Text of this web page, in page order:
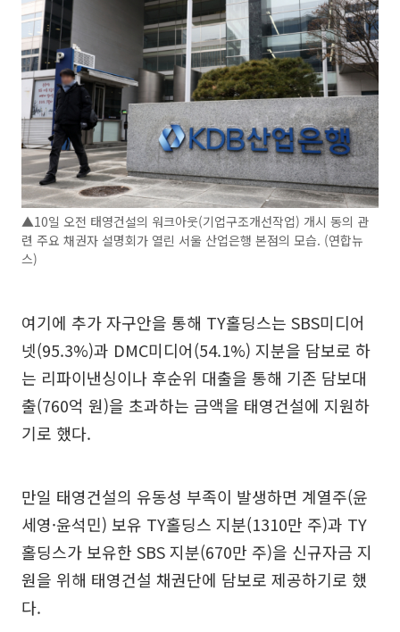
▲10일 오전 태영건설의 워크아웃(기업구조개선작업) 개시 동의 관
련 주요 채권자 설명회가 열린 서울 산업은행 본점의 모습. (연합뉴
스)
여기에 추가 자구안을 통해 TY홀딩스는 SBS미디어
넷(95.3%)과 DMC미디어(54.1%) 지분을 담보로 하
는 리파이낸싱이나 후순위 대출을 통해 기존 담보대
출(760억 원)을 초과하는 금액을 태영건설에 지원하
기로 했다.
만일 태영건설의 유동성 부족이 발생하면 계열주(윤
세영·윤석민) 보유 TY홀딩스 지분(1310만 주)과 TY
홀딩스가 보유한 SBS 지분(670만 주)을 신규자금 지
원을 위해 태영건설 채권단에 담보로 제공하기로 했
다.